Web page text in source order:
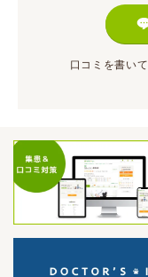
口コミを書いて